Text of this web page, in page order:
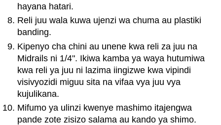
hayana hatari.
Reli juu wala kuwa ujenzi wa chuma au plastiki
banding.
Kipenyo cha chini au unene kwa reli za juu na
Midrails ni 1/4". Ikiwa kamba ya waya hutumiwa
kwa reli ya juu ni lazima iingizwe kwa vipindi
visivyozidi miguu sita na vifaa vya juu vya
kujulikana.
Mifumo ya ulinzi kwenye mashimo itajengwa
pande zote zisizo salama au kando ya shimo.